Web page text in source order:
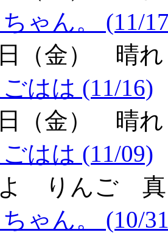
ゃん。 (11/
日（金）
はは (11/16)
日（金）
はは (11/09)
りんご 真
ゃん。 (10/